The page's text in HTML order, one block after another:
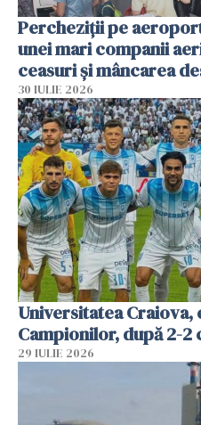
Percheziții pe
unei mari companii
ceasuri și mâncarea
30 IULIE 2026
Universitatea Craiova,
Campionilor, după 2-2
29 IULIE 2026